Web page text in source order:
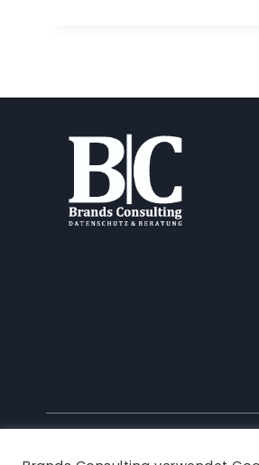
SCHREIBEN
ZENTRALE“